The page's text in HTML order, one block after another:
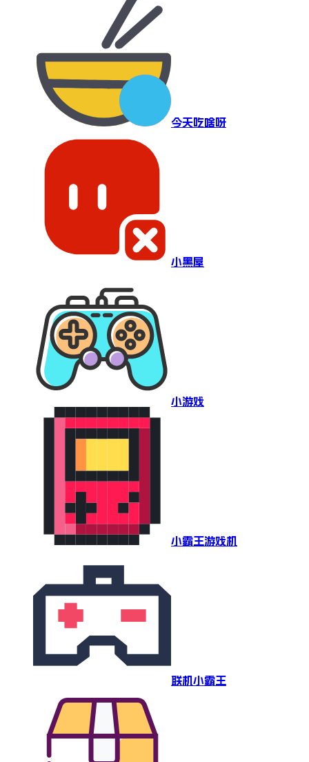
今天吃啥呀
小黑屋
小游戏
小霸王游戏机
联机小霸王